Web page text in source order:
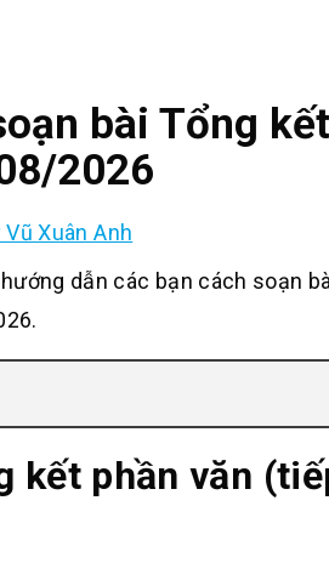
bài Tổng
2026
Xuân Anh
dẫn các bạn cách soạn
kết phần văn